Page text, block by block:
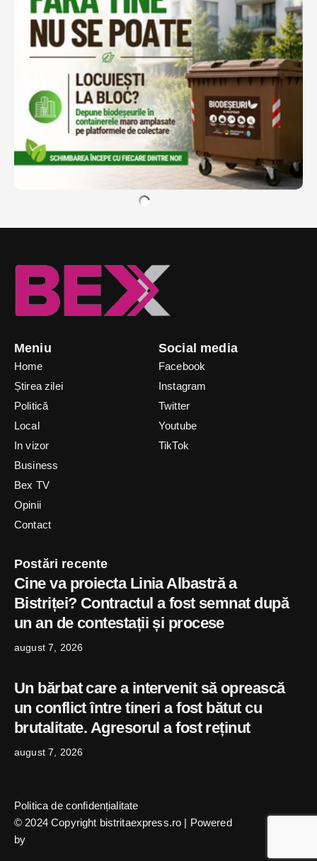
Meniu
Home
Știrea zilei
Politică
Local
In vizor
Business
Bex TV
Opinii
Contact
Social media
Facebook
Instagram
Twitter
Youtube
TikTok
Postări recente
Cine va proiecta Linia Albastră a
Bistriței? Contractul a fost semnat după
un an de contestații și procese
august 7, 2026
Un bărbat care a intervenit să oprească
un conflict între tineri a fost bătut cu
brutalitate. Agresorul a fost reținut
august 7, 2026
© 2024 Copyright bistritaexpress.ro | Powered
by
Politica de confidențialitate